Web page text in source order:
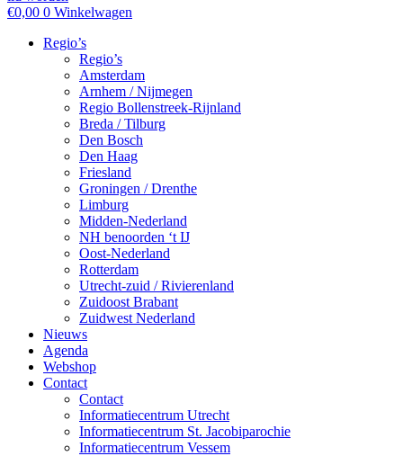
€0,00 0 Winkelwagen
Regio’s
Regio’s
Amsterdam
Arnhem / Nijmegen
Regio Bollenstreek-Rijnland
Breda / Tilburg
Den Bosch
Den Haag
Friesland
Groningen / Drenthe
Limburg
Midden-Nederland
NH benoorden ‘t IJ
Oost-Nederland
Rotterdam
Utrecht-zuid / Rivierenland
Zuidoost Brabant
Zuidwest Nederland
Nieuws
Agenda
Webshop
Contact
Contact
Informatiecentrum Utrecht
Informatiecentrum St. Jacobiparochie
Informatiecentrum Vessem